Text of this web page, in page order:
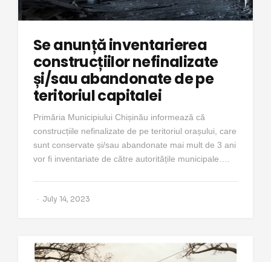
Se anunță inventarierea
construcțiilor nefinalizate
și/sau abandonate de pe
teritoriul capitalei
Primăria Municipiului Chișinău informează că
construcțiile nefinalizate de pe teritoriul orașului, care
sunt conservate și/sau abandonate mai mult de 3 ani
vor fi inventariate de către autoritățile municipale….
July 14, 2023